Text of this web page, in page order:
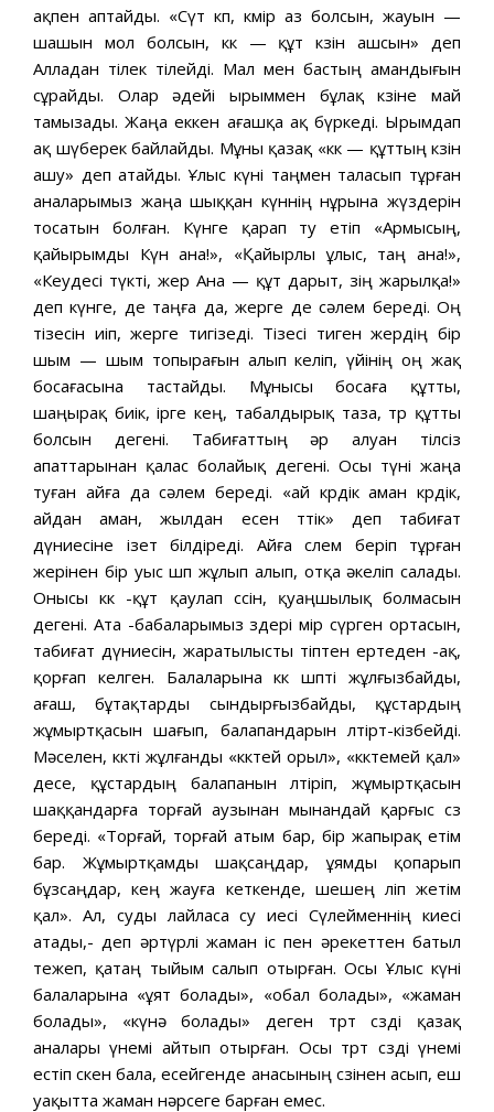
ақпен аптайды. «Сүт көп, көмір аз болсын, жауын —
шашын мол болсын, көк — құт көзін ашсын» деп
Алладан тілек тілейді. Мал мен бастың амандығын
сұрайды. Олар әдейі ырыммен бұлақ көзіне май
тамызады. Жаңа еккен ағашқа ақ бүркеді. Ырымдап
ақ шүберек байлайды. Мұны қазақ «көк — құттың көзін
ашу» деп атайды. Ұлыс күні таңмен таласып тұрған
аналарымыз жаңа шыққан күннің нұрына жүздерін
тосатын болған. Күнге қарап төу етіп «Армысың,
қайырымды Күн ана!», «Қайырлы ұлыс, таң ана!»,
«Кеудесі түкті, жер Ана — құт дарыт, өзің жарылқа!»
деп күнге, де таңға да, жерге де сәлем береді. Оң
тізесін иіп, жерге тигізеді. Тізесі тиген жердің бір
шым — шым топырағын алып келіп, үйінің оң жақ
босағасына тастайды. Мұнысы босаға құтты,
шаңырақ биік, ірге кең, табалдырық таза, төр құтты
болсын дегені. Табиғаттың әр алуан тілсіз
апаттарынан қалас болайық дегені. Осы түні жаңа
туған айға да сәлем береді. «ай көрдік аман көрдік,
айдан аман, жылдан есен өттік» деп табиғат
дүниесіне ізет білдіреді. Айға сөлем беріп тұрған
жерінен бір уыс шөп жұлып алып, отқа әкеліп салады.
Онысы көк -құт қаулап өссін, қуаңшылық болмасын
дегені. Ата -бабаларымыз өздері өмір сүрген ортасын,
табиғат дүниесін, жаратылысты тіптен ертеден -ақ,
қорғап келген. Балаларына көк шөпті жұлғызбайды,
ағаш, бұтақтарды сындырғызбайды, құстардың
жұмыртқасын шағып, балапандарын өлтірт-кізбейді.
Мәселен, көкті жұлғанды «көктей орыл», «көктемей қал»
десе, құстардың балапанын өлтіріп, жұмыртқасын
шаққандарға торғай аузынан мынандай қарғыс сөз
береді. «Торғай, торғай атым бар, бір жапырақ етім
бар. Жұмыртқамды шақсаңдар, ұямды қопарып
бұзсаңдар, өкең жауға кеткенде, шешең өліп жетім
қал». Ал, суды лайласа су иесі Сүлейменнің киесі
атады,- деп әртүрлі жаман іс пен әрекеттен батыл
тежеп, қатаң тыйым салып отырған. Осы Ұлыс күні
балаларына «ұят болады», «обал болады», «жаман
болады», «күнә болады» деген төрт сөзді қазақ
аналары үнемі айтып отырған. Осы төрт сөзді үнемі
естіп өскен бала, есейгенде анасының сөзінен асып, еш
уақытта жаман нәрсеге барған емес.